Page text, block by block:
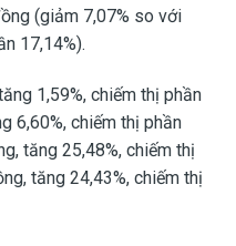
(giảm 7,07% so với
17,14%).
1,59%, chiếm thị phần
6,60%, chiếm thị phần
tăng 25,48%, chiếm thị
tăng 24,43%, chiếm thị